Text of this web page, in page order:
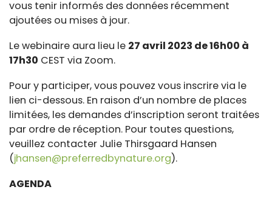
vous tenir informés des données récemment
ajoutées ou mises à jour.
Le webinaire aura lieu le 27 avril 2023 de 16h00 à
17h30 CEST via Zoom.
Pour y participer, vous pouvez vous inscrire via le
lien ci-dessous. En raison d’un nombre de places
limitées, les demandes d’inscription seront traitées
par ordre de réception. Pour toutes questions,
veuillez contacter Julie Thirsgaard Hansen
(jhansen@preferredbynature.org).
AGENDA